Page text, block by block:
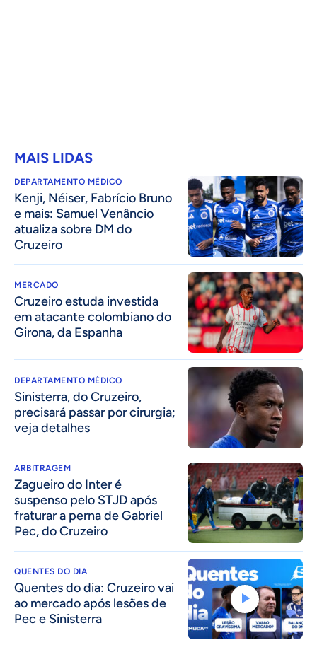
MAIS LIDAS
DEPARTAMENTO MÉDICO
Kenji, Néiser, Fabrício Bruno
e mais: Samuel Venâncio
atualiza sobre DM do
Cruzeiro
MERCADO
Cruzeiro estuda investida
em atacante colombiano do
Girona, da Espanha
DEPARTAMENTO MÉDICO
Sinisterra, do Cruzeiro,
precisará passar por cirurgia;
veja detalhes
ARBITRAGEM
Zagueiro do Inter é
suspenso pelo STJD após
fraturar a perna de Gabriel
Pec, do Cruzeiro
QUENTES DO DIA
Quentes do dia: Cruzeiro vai
ao mercado após lesões de
Pec e Sinisterra